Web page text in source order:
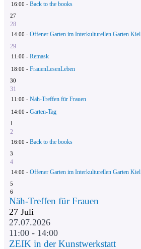
16:00 - Back to the books
27
28
14:00 - Offener Garten im Interkulturellen Garten Kiel
29
11:00 - Remask
18:00 - FrauenLesenLeben
30
31
11:00 - Näh-Treffen für Frauen
14:00 - Garten-Tag
1
2
16:00 - Back to the books
3
4
14:00 - Offener Garten im Interkulturellen Garten Kiel
5
6
Näh-Treffen für Frauen
27 Juli
27.07.2026
11:00 - 14:00
ZEIK in der Kunstwerkstatt